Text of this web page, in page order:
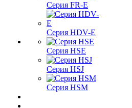
Серия FR-E
Серия HDV-E
Серия HSE
Серия HSJ
Серия HSM